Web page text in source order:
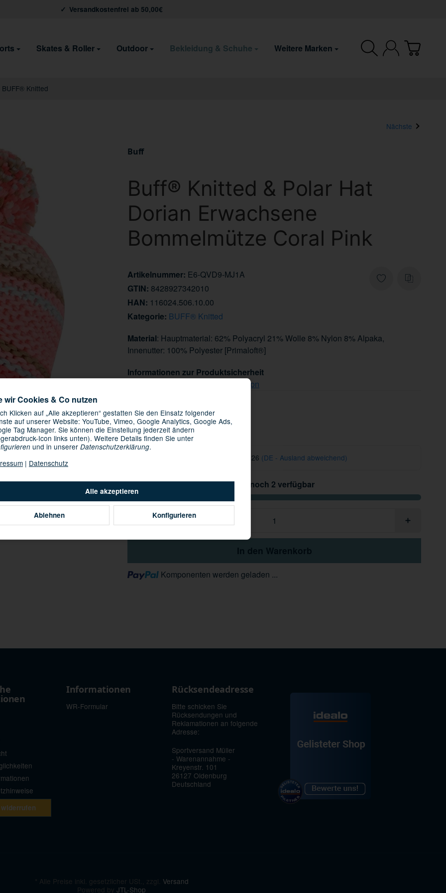
Versandkostenfrei ab 50,00€
Skates & Roller Outdoor Bekleidung & Schuhe Weitere Marken
BUFF® Knitted
Nächste
Buff
Buff® Knitted & Polar Hat
Dorian Erwachsene
Bommelmütze Coral Pink
Artikelnummer: E6-QVD9-MJ1A
GTIN: 8428927342010
HAN: 116024.506.10.00
Kategorie: BUFF® Knitted
Material: Hauptmaterial: 62% Polyacryl 21% Wolle 8% Nylon 8% Alpaka,
Innenutter: 100% Polyester [Primaloft®]
Informationen zur Produktsicherheit
Hersteller/EU Verantwortliche Person
29,95 €
inkl. 19% USt. , zzgl. Versand
Knapper Lagerbestand
09.08.2026 - 12.08.2026 (DE - Ausland abweichend)
Nur noch 2 verfügbar
Loading...Komponenten werden geladen ...
Informationen
WR-Formular
Rücksendeadresse
Bitte schicken Sie
Rücksendungen und
Reklamationen an folgende
Adresse:
Sportversand Müller
- Warenannahme -
Kreyenstr. 101
26127 Oldenburg
Deutschland
* Alle Preise inkl. gesetzlicher USt., zzgl. Versand
Powered by JTL-Shop
Alle akzeptieren
Ablehnen Konfigurieren
wir Cookies & Co nutzen
Klicken auf „Alle akzeptieren“ gestatten Sie den Einsatz folgender
auf unserer Website: YouTube, Vimeo, Google Analytics, Google Ads,
Tag Manager. Sie können die Einstellung jederzeit ändern
Icon links unten). Weitere Details finden Sie unter
und in unserer Datenschutzerklärung.
| Datenschutz